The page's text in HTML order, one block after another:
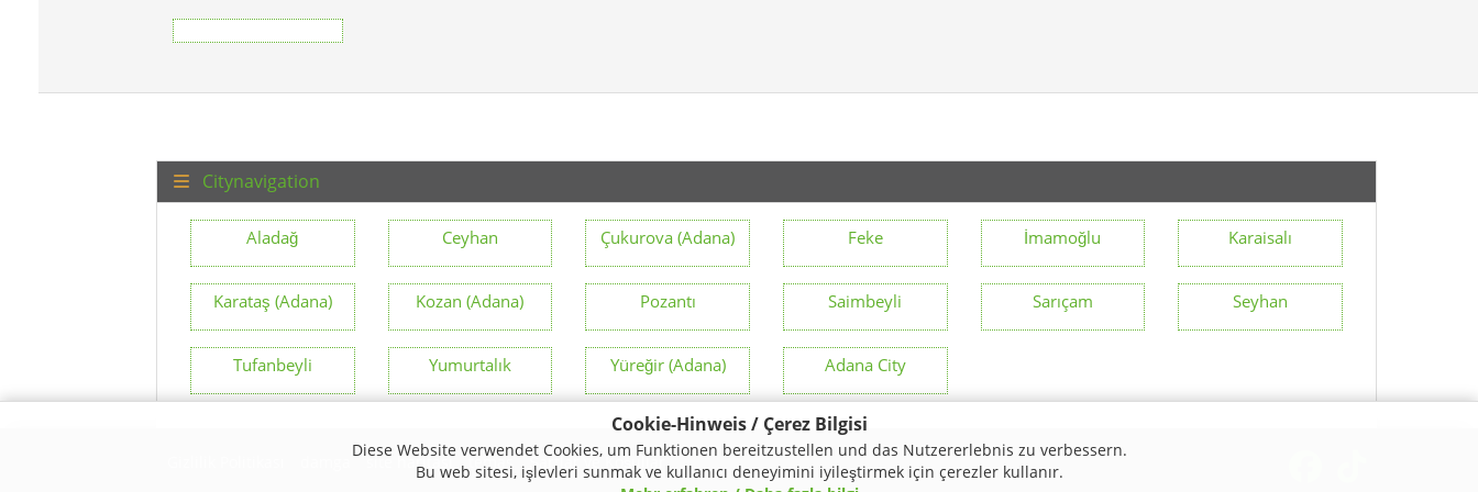
Cookie-Hinweis / Çerez Bilgisi
Diese Website verwendet Cookies, um Funktionen bereitzustellen und das Nutzererlebnis zu verbessern.
Bu web sitesi, işlevleri sunmak ve kullanıcı deneyimini iyileştirmek için çerezler kullanır.
Citynavigation
Aladağ Ceyhan Çukurova (Adana) Feke İmamoğlu Karaisalı
Karataş (Adana) Kozan (Adana) Pozantı Saimbeyli Sarıçam Seyhan
Tufanbeyli Yumurtalık Yüreğir (Adana) Adana City
site haritası temas Şartlar ve Koşullar